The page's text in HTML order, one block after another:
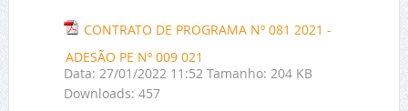
CONTRATO DE PROGRAMA Nº 081 2021 -
ADESÃO PE Nº 009 021
Data: 27/01/2022 11:52 Tamanho: 204 KB
Downloads: 457